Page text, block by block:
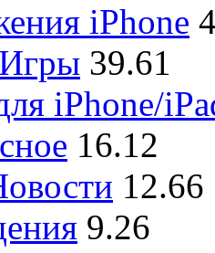
iPhone
39.61
iPhone/
16.12
12.66
9.26